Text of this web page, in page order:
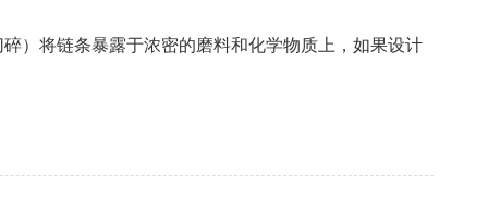
）将链条暴露于浓密的磨料和化学物质上，如果设计